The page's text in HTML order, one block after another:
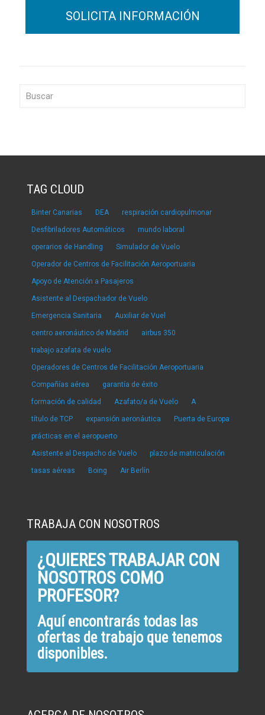
TAG CLOUD
Binter Canarias DEA respiración cardiopulmonar
Desfibriladores Automáticos mundo laboral
operarios de Handling Simulador de Vuelo
Operador de Centros de Facilitación Aeroportuaria
Apoyo de Atención a Pasajeros
Asistente al Despachador de Vuelo
Emergencia Sanitaria Auxiliar de Vuel
centro aeronáutico de Madrid airbus 350
trabajo azafata de vuelo
Operadores de Centros de Facilitación Aeroportuaria
Compañías aérea garantía de éxito
formación de calidad Azafato/a de Vuelo A
título de TCP expansión aeronáutica Puerta de Europa
prácticas en el aeropuerto
Asistente al Despacho de Vuelo plazo de matriculación
tasas aéreas Boing Air Berlín
TRABAJA CON NOSOTROS
¿QUIERES TRABAJAR CON
NOSOTROS COMO
PROFESOR?
Aquí encontrarás todas las
ofertas de trabajo que tenemos
disponibles.